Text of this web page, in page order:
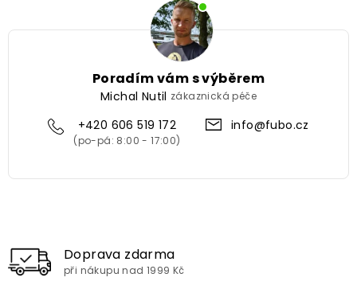
Poradím vám s výběrem
Michal Nutil zákaznická péče
+420 606 519 172 info@fubo.cz
Doprava zdarma
při nákupu nad 1999 Kč